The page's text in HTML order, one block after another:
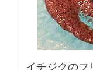
イチジクの